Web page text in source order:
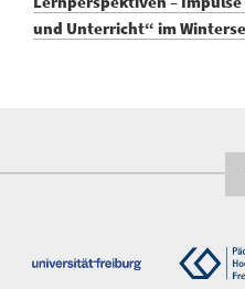
und Unterricht“ im